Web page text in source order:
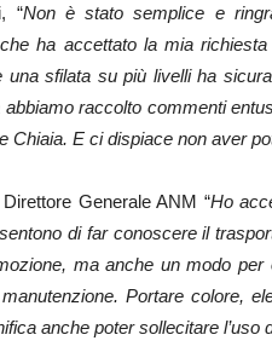
“Non è stato semplice e
ha accettato la mia
una sfilata su più livelli ha
raccolto commenti
Chiaia. E ci dispiace non aver
Generale ANM “Ho
di far conoscere il
ma anche un modo
Portare colore,
anche poter sollecitare l’uso